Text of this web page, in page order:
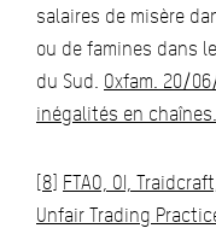
salaires de misère
ou de famines dans
du Sud. Oxfam. 20/
inégalités en chaînes.
[8] FTAO, OI,
Unfair Trading